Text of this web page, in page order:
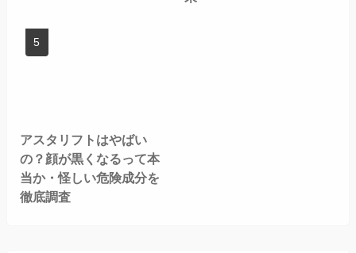
アスタリフトはやばい
の？顔が黒くなるって本
当か・怪しい危険成分を
徹底調査